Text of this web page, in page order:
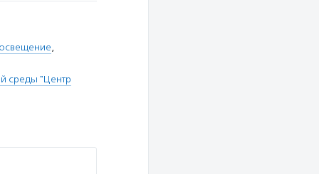
,
среды "Центр